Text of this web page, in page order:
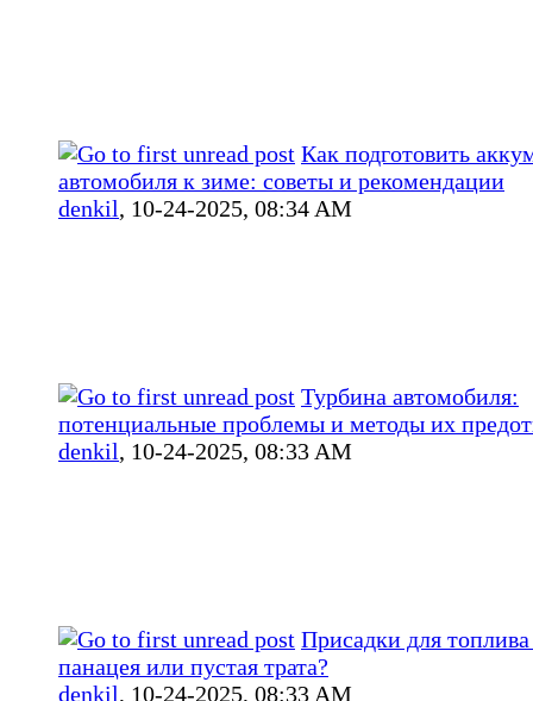
Как подготовить
автомобиля к зиме: советы и рекомендации
denkil, 10-24-2025, 08:34 AM
Турбина автомобиля:
потенциальные проблемы и методы их
denkil, 10-24-2025, 08:33 AM
Присадки для
панацея или пустая трата?
denkil, 10-24-2025, 08:33 AM